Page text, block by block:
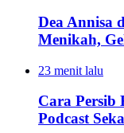
Dea Annisa
Menikah,
23 menit lalu
Cara Persib
Podcast